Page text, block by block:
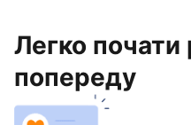
Легко почати
попереду